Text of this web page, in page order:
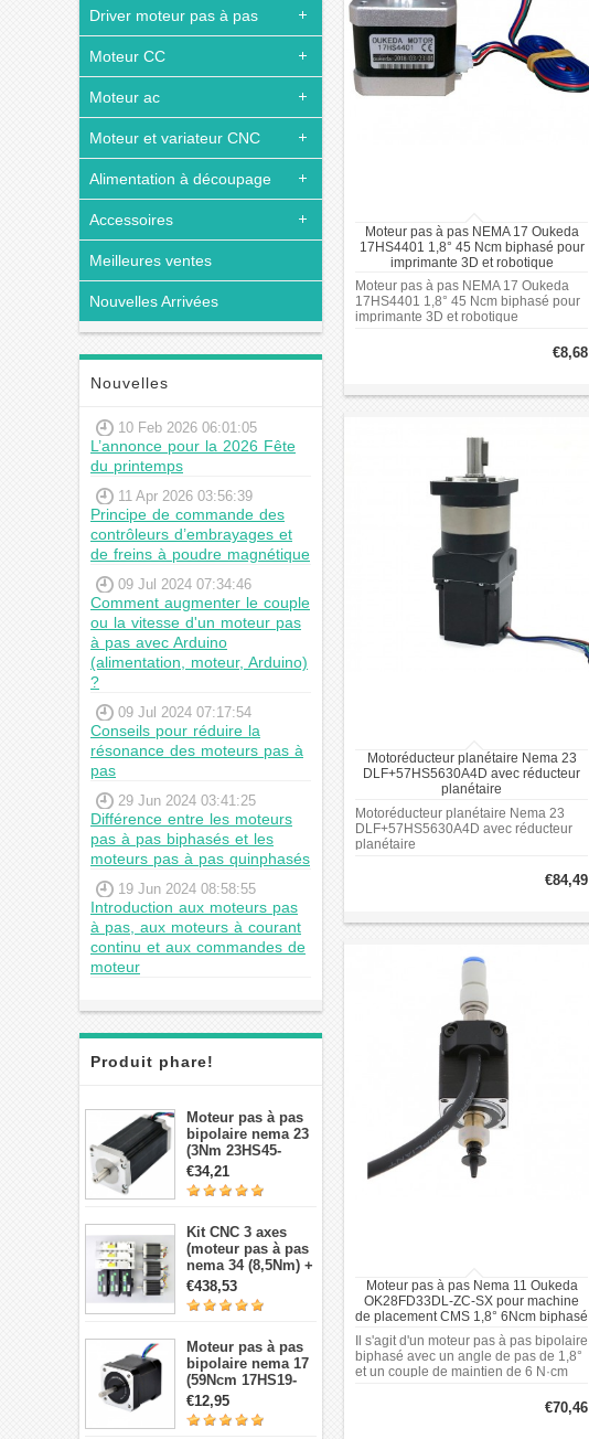
Driver moteur pas à pas
Moteur CC
Moteur ac
Moteur et variateur CNC
Alimentation à découpage
Accessoires
Meilleures ventes
Nouvelles Arrivées
Nouvelles
10 Feb 2026 06:01:05
L’annonce pour la 2026 Fête
du printemps
11 Apr 2026 03:56:39
Principe de commande des
contrôleurs d’embrayages et
de freins à poudre magnétique
09 Jul 2024 07:34:46
Comment augmenter le couple
ou la vitesse d'un moteur pas
à pas avec Arduino
(alimentation, moteur, Arduino)
?
09 Jul 2024 07:17:54
Conseils pour réduire la
résonance des moteurs pas à
pas
29 Jun 2024 03:41:25
Différence entre les moteurs
pas à pas biphasés et les
moteurs pas à pas quinphasés
19 Jun 2024 08:58:55
Introduction aux moteurs pas
à pas, aux moteurs à courant
continu et aux commandes de
moteur
Produit phare!
Moteur pas à pas
bipolaire nema 23
(3Nm 23HS45-
4204S 4,2A 1,8 deg
3,78V 4 fils）
€34,21
Kit CNC 3 axes
(moteur pas à pas
nema 34 (8,5Nm) +
Driver + source de
courant)
€438,53
Moteur pas à pas
bipolaire nema 17
(59Ncm 17HS19-
2004S1 2A 4 fils
avec câble 1m et
connecteur)
€12,95
Moteur pas à pas NEMA 17 Oukeda
17HS4401 1,8° 45 Ncm biphasé pour
imprimante 3D et robotique
Moteur pas à pas NEMA 17 Oukeda
17HS4401 1,8° 45 Ncm biphasé pour
imprimante 3D et robotique
€8,68
Motoréducteur planétaire Nema 23
DLF+57HS5630A4D avec réducteur
planétaire
4:1/5:1/10:1/20:1/25:1/40:1/50:1/100:1
Motoréducteur planétaire Nema 23
DLF+57HS5630A4D avec réducteur
planétaire
€84,49
Moteur pas à pas Nema 11 Oukeda
OK28FD33DL-ZC-SX pour machine
de placement CMS 1,8° 6Ncm biphasé
avec buse d'amortissement
Il s'agit d'un moteur pas à pas bipolaire
biphasé avec un angle de pas de 1,8°
et un couple de maintien de 6 N·cm
plage de tension de 12 à 24 V et offre
un courant nominal de 1 A par phase.
€70,46